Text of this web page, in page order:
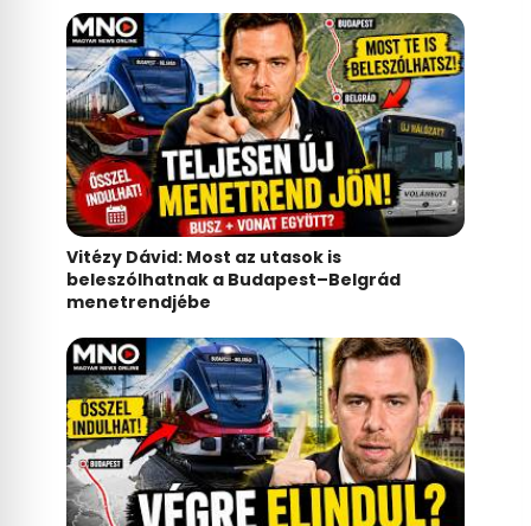
Vitézy Dávid: Most az utasok is
beleszólhatnak a Budapest–Belgrád
menetrendjébe